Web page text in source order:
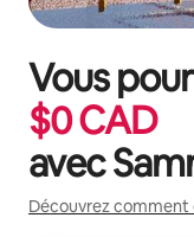
Vous
$0CAD
avec
Découvrez